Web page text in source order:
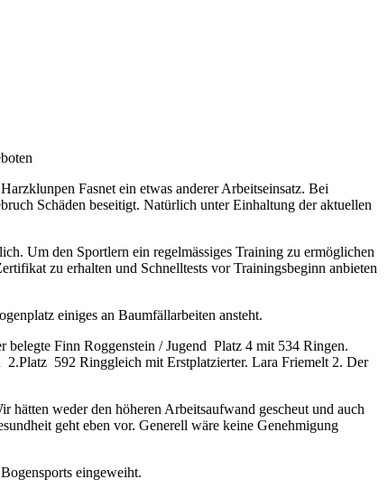
2021:
Fasnet ein etwas anderer Arbeitseinsatz. Bei
Schäden beseitigt. Natürlich unter Einhaltung der aktuellen
Um den Sportlern ein regelmässiges Training zu ermöglichen
zu erhalten und Schnelltests vor Trainingsbeginn anbieten
einiges an Baumfällarbeiten ansteht.
Finn Roggenstein / Jugend Platz 4 mit 534 Ringen.
2.Platz 592 Ringgleich mit Erstplatzierter. Lara Friemelt 2. Der
hätten weder den höheren Arbeitsaufwand gescheut und auch
geht eben vor. Generell wäre keine Genehmigung
eingeweiht.